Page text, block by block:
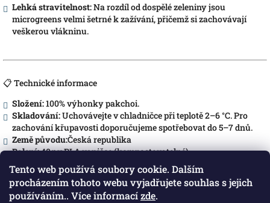
Tento web používá soubory cookie. Dalším
procházením tohoto webu vyjadřujete souhlas s jejich
používáním.. Více informacízde.
Lehká stravitelnost:Na rozdíl od dospělé zeleniny jsou
microgreens velmi šetrné k zažívání, přičemž si zachovávají
veškerou vlákninu.
📋 Technické informace
Složení:100% výhonky pakchoi.
Skladování:Uchovávejte v chladničce při teplotě 2–6 °C. Pro
zachování křupavosti doporučujeme spotřebovat do 5–7 dnů.
Země původu:Česká republika
Balení:40g v PLA vaničce (kompostovatelné).
Blog Ze zahrady do kuchyně